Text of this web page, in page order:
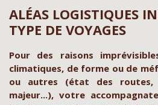
ALÉAS LOGISTIQUES
TYPE DE VOYAGES
Pour des raisons
climatiques, de forme ou de
ou autres (état des
majeur...), votre